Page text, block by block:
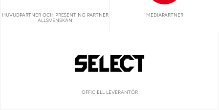
HUVUDPARTNER OCH PRESENTING PARTNER
ALLSVENSKAN
MEDIAPARTNER
OFFICIELL LEVERANTÖR